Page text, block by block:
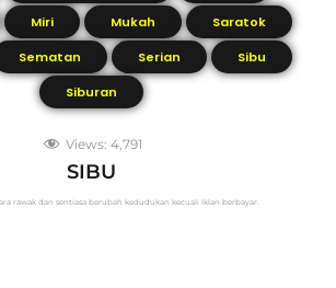
Miri Mukah
Saratok
Sematan Serian
Sibu
Siburan
Views: 4,791
SIBU
rawak dan sentiasa berubah kedudukan kecuali iklan berbayar.